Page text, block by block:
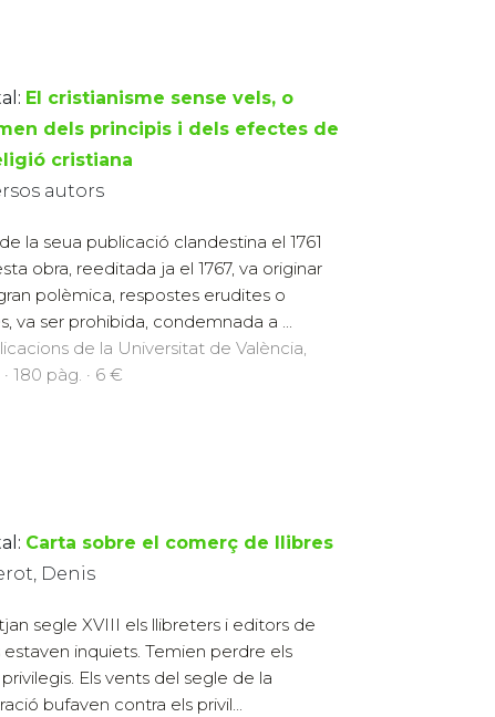
El cristianisme sense vels, o
dels principis i dels efectes de
cristiana
autors
la seua publicació clandestina el 1761
obra, reeditada ja el 1767, va originar
polèmica, respostes erudites o
va ser prohibida, condemnada a ...
de la Universitat de València,
· 180 pàg. · 6 €
Carta sobre el comerç de llibres
Denis
segle XVIII els llibreters i editors de
estaven inquiets. Temien perdre els
privilegis. Els vents del segle de la
bufaven contra els privil...